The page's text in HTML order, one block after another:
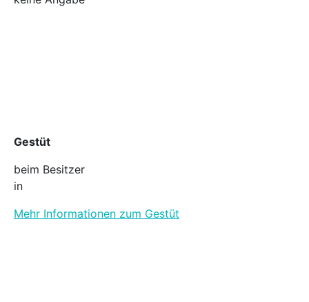
Gestüt
beim Besitzer
in
Mehr Informationen zum Gestüt